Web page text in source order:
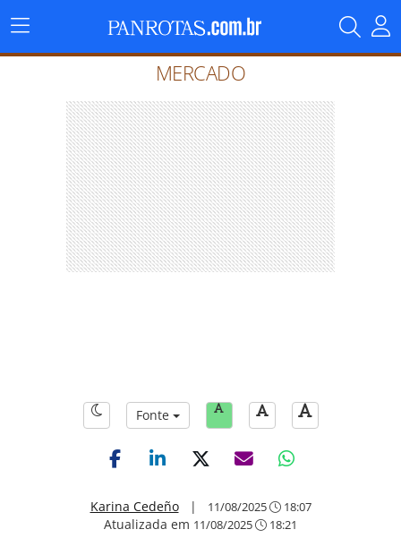
Menu
Principal
MERCADO
Fonte
Karina Cedeño| 11/08/2025 18:07
Atualizada em 11/08/2025 18:21